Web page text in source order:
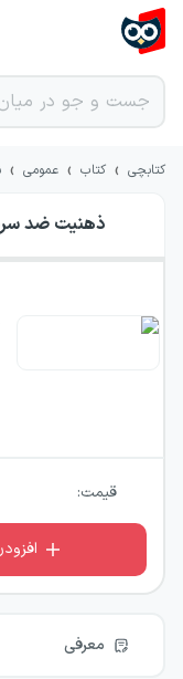
کتابچی › کتاب › عمومی ›
ذهنیت ضد
قیمت:
معرفی